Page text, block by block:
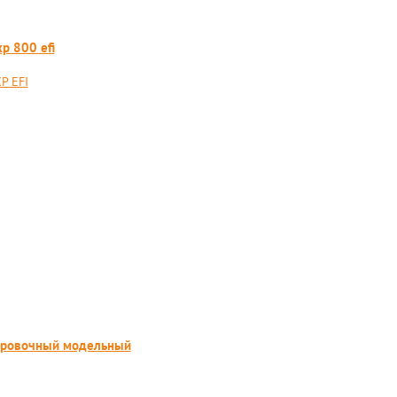
800 efi
EFI
модельный